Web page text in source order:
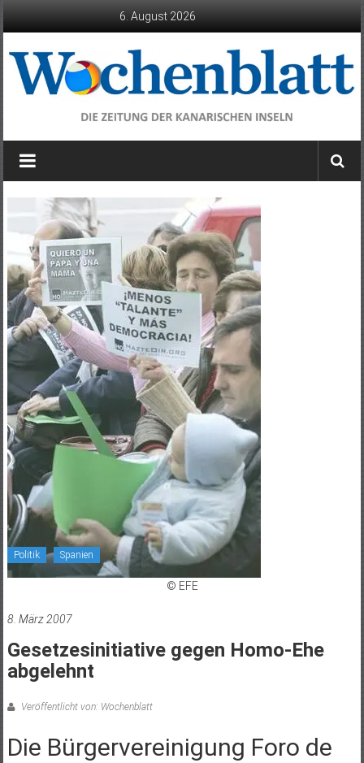
6. August 2026
Wochenblatt
die
Kanarischen
Inseln
Politik Spanien
© EFE
8. März 2007
Gesetzesinitiative gegen Homo-Ehe
abgelehnt
Veröffentlicht von: Wochenblatt
Die Bürgervereinigung Foro de